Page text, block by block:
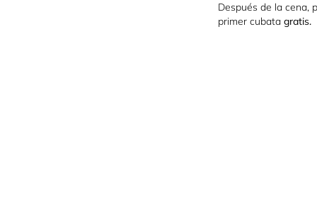
Después de la cena,
primer cubata gratis.